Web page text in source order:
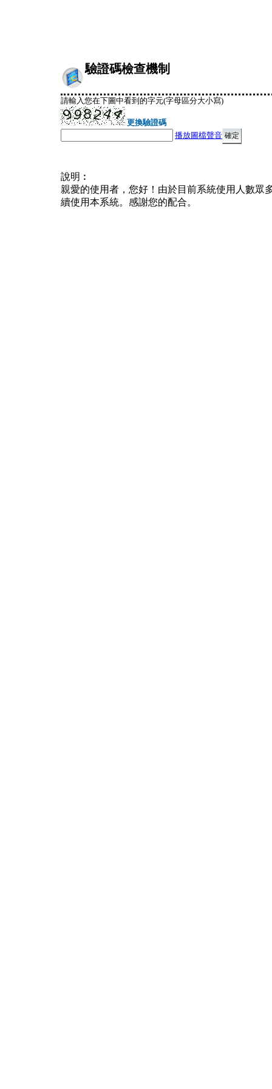
驗證碼檢查機制
請輸入您在下圖中看到的字元(字母區分大小寫)
更換驗證碼
播放圖檔聲音
說明︰
親愛的使用者，您好！由於目前系統使用人數眾
續使用本系統。感謝您的配合。